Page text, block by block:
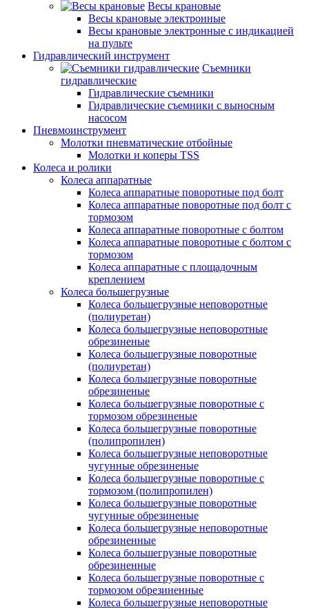
Весы крановые
Весы крановые электронные
Весы крановые электронные с индикацией
на пульте
Гидравлический инструмент
Съемники
гидравлические
Гидравлические съемники
Гидравлические cъемники с выносным
насосом
Пневмоинструмент
Молотки пневматические отбойные
Молотки и коперы TSS
Колеса и ролики
Колеса аппаратные
Колеса аппаратные поворотные под болт
Колеса аппаратные поворотные под болт с
тормозом
Колеса аппаратные поворотные с болтом
Колеса аппаратные поворотные с болтом с
тормозом
Колеса аппаратные с площадочным
креплением
Колеса большегрузные
Колеса большегрузные неповоротные
(полиуретан)
Колеса большегрузные неповоротные
обрезиненые
Колеса большегрузные поворотные
(полиуретан)
Колеса большегрузные поворотные
обрезиненые
Колеса большегрузные поворотные с
тормозом обрезиненые
Колеса большегрузные поворотные
(полипропилен)
Колеса большегрузные неповоротные
чугунные обрезиненые
Колеса большегрузные поворотные с
тормозом (полипропилен)
Колеса большегрузные поворотные
чугунные обрезиненые
Колеса большегрузные неповоротные
обрезиненные
Колеса большегрузные поворотные
обрезиненные
Колеса большегрузные поворотные с
тормозом обрезиненные
Колеса большегрузные неповоротные